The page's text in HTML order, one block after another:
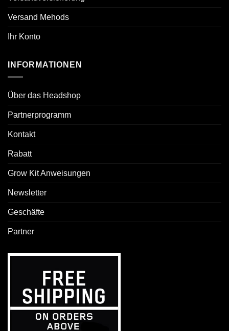
Versand Mehods
Ihr Konto
INFORMATIONEN
Über das Headshop
Partnerprogramm
Kontakt
Rabatt
Grow Kit Anweisungen
Newsletter
Geschäfte
Partner